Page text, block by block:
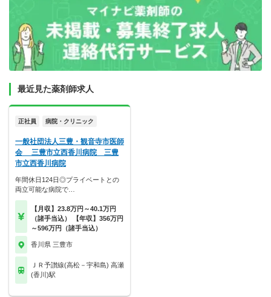
最近見た薬剤師求人
正社員 病院・クリニック
一般社団法人三豊・観音寺市医師
会 三豊市立西香川病院 三豊
市立西香川病院
年間休日124日◎プライベートとの
両立可能な病院で…
【月収】23.8万円～40.1万円
（諸手当込） 【年収】356万円
～596万円（諸手当込）
香川県 三豊市
ＪＲ予讃線(高松－宇和島) 高瀬
(香川)駅